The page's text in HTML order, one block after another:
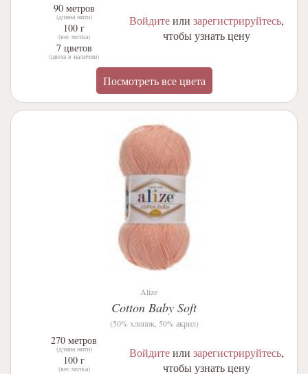
90 метров
(длина нити)
100 г
(вес мотка)
7 цветов
(цвета в наличии)
Войдитеили зарегистрируйтесь,
чтобы узнать цену
Посмотреть все цвета
Alize
Cotton Baby Soft
(50% хлопок, 50% акрил)
270 метров
(длина нити)
100 г
(вес мотка)
Войдитеили зарегистрируйтесь,
чтобы узнать цену